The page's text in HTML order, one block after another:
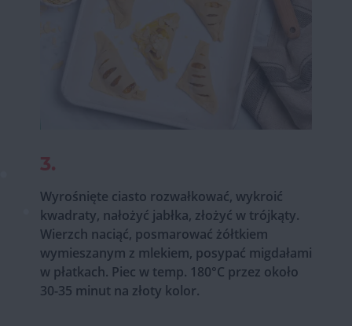
3.
Wyrośnięte ciasto rozwałkować, wykroić
kwadraty, nałożyć jabłka, złożyć w trójkąty.
Wierzch naciąć, posmarować żółtkiem
wymieszanym z mlekiem, posypać migdałami
w płatkach. Piec w temp. 180°C przez około
30-35 minut na złoty kolor.